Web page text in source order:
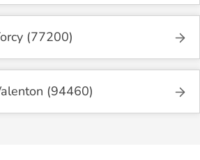
(77200)
(94460)